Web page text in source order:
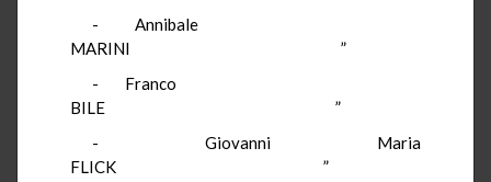
- Annibale
MARINI ”
- Franco
BILE ”
- Giovanni Maria
FLICK ”